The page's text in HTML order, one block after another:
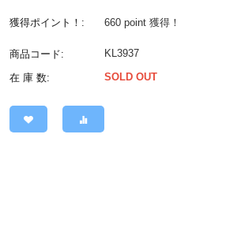
獲得ポイント！: 660 point 獲得！
商品コード: KL3937
在 庫 数: SOLD OUT